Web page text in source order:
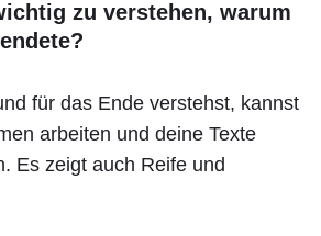
zu verstehen, warum
für das Ende verstehst, kannst
arbeiten und deine Texte
Es zeigt auch Reife und